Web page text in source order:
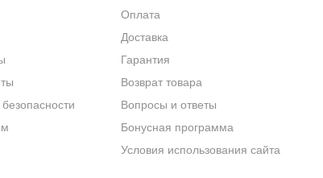
Оплата
Доставка
Гарантия
Возврат товара
Вопросы и ответы
Бонусная программа
Условия использования сайта